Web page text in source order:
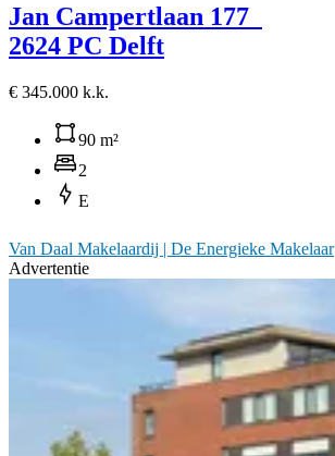
Jan Campertlaan 177
2624 PC Delft
€ 345.000 k.k.
90 m²
2
E
Van Daal Makelaardij | De Energieke Makelaar
Advertentie